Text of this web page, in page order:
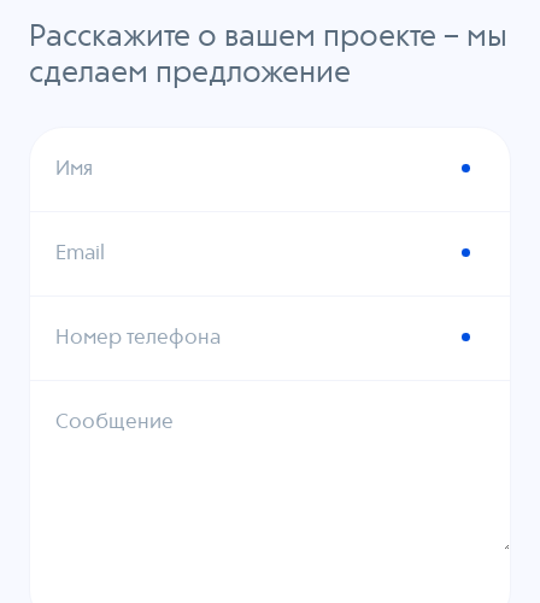
Расскажите о вашем проекте – мы
сделаем предложение
Имя
Email
Номер телефона
Сообщение